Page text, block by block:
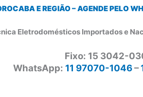
E REGIÃO – AGENDE PELO
Eletrodomésticos Importados e
Fixo: 15 3042-
WhatsApp: 11 97070-1046–